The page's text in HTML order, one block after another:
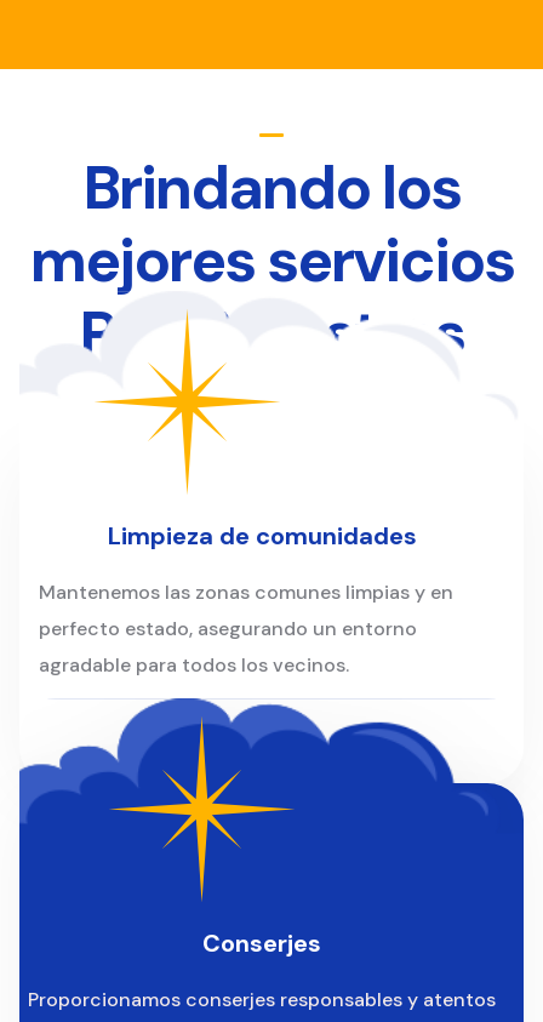
Brindando los
mejores servicios
Para Nuestros
Clientes
Limpieza de comunidades
Mantenemos las zonas comunes limpias y en
perfecto estado, asegurando un entorno
agradable para todos los vecinos.
Conserjes
Proporcionamos conserjes responsables y atentos